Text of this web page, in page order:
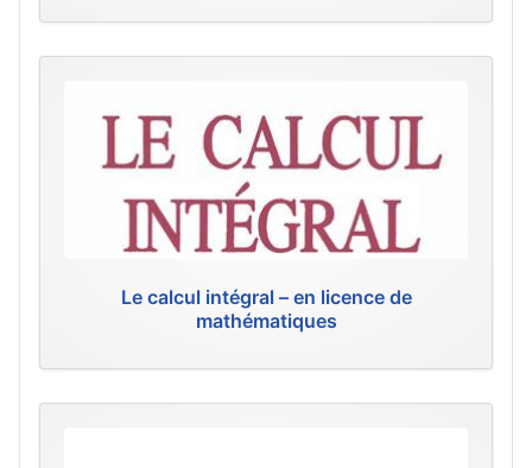
Le calcul intégral – en licence de
mathématiques